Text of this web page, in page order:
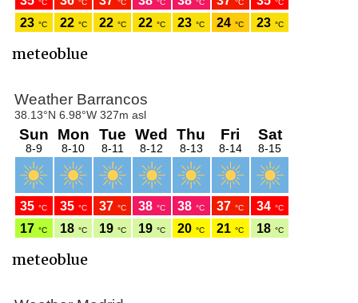
meteoblue
meteoblue